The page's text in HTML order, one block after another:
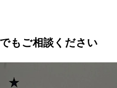
もご相談ください